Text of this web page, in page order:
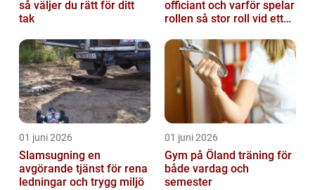
så väljer du rätt för ditt
tak
officiant och varför spelar
rollen så stor roll vid ett
01 juni 2026
Slamsugning en
avgörande tjänst för rena
ledningar och trygg miljö
01 juni 2026
Gym på Öland träning för
både vardag och
semester